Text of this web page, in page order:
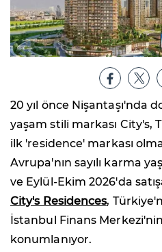
20 yıl önce Nişantaşı'nda
yaşam stili markası City's,
ilk 'residence' markası
Avrupa'nın sayılı karma
ve Eylül-Ekim 2026'da
City's Residences,
İstanbul Finans
konumlanıyor.